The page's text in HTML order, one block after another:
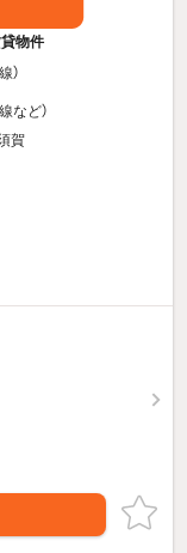
物件
）
など）
賀